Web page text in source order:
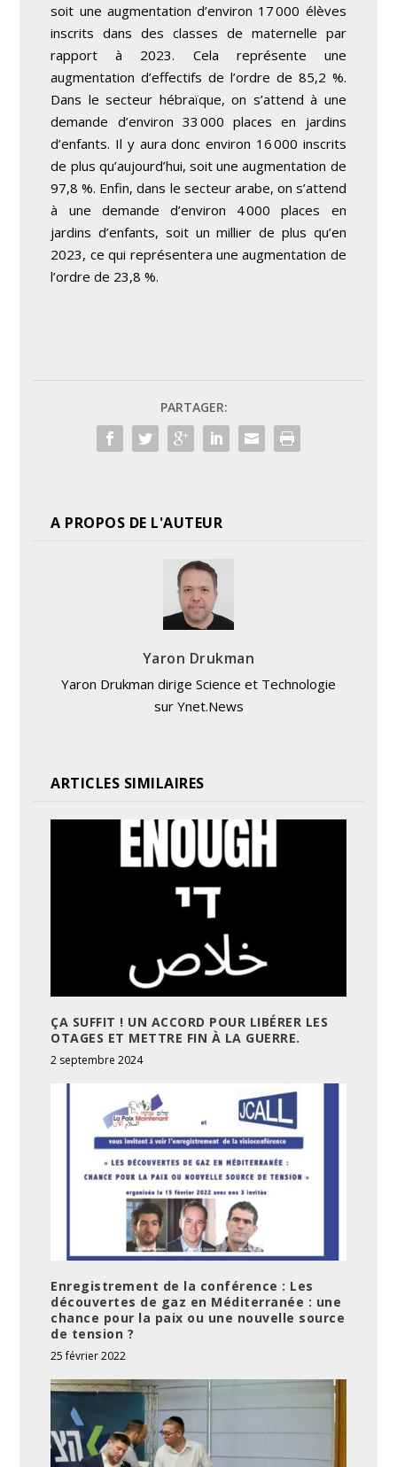
soit une augmentation d’environ 17 000 élèves
inscrits dans des classes de maternelle par
rapport à 2023. Cela représente une
augmentation d’effectifs de l’ordre de 85,2 %.
Dans le secteur hébraïque, on s’attend à une
demande d’environ 33 000 places en jardins
d’enfants. Il y aura donc environ 16 000 inscrits
de plus qu’aujourd’hui, soit une augmentation de
97,8 %. Enfin, dans le secteur arabe, on s’attend
à une demande d’environ 4 000 places en
jardins d’enfants, soit un millier de plus qu’en
2023, ce qui représentera une augmentation de
l’ordre de 23,8 %.
PARTAGER:
A PROPOS DE L'AUTEUR
Yaron Drukman
Yaron Drukman dirige Science et Technologie
sur Ynet.News
ARTICLES SIMILAIRES
ÇA SUFFIT ! UN ACCORD POUR LIBÉRER LES
OTAGES ET METTRE FIN À LA GUERRE.
2 septembre 2024
Enregistrement de la conférence : Les
découvertes de gaz en Méditerranée : une
chance pour la paix ou une nouvelle source
de tension ?
25 février 2022